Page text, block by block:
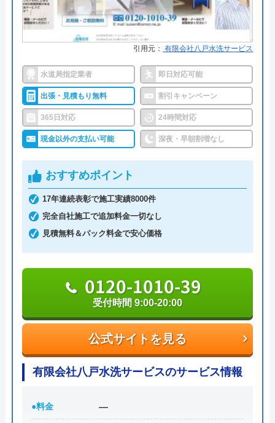
東京都世田谷区瀬田二丁目27番3号
対応エリア 全国（一部エリアを除く）
詳細は公式HPでご確認ください
かんぶん便利くんがおすすめの理由
かんぶん便利くんは青森県・岩手県を中心に、住ま
いのトラブルに対応してくれる業者です。水回りの
トラブルにも対応しているので、トイレのつまりな
どでお困りのときは相談してみてはいかがでしょう
か。水回り以外のトラブルにも対応しているので、
す。
二戸店・岩手町店・三戸店・七戸店が周辺エリアに
対応していますが、その他地域や青森県南部・岩手
公式サイトを見る
0120-019-586
受付時間 9:00～17:00
運営会社 株式会社菅文
引用元： 有限会社八戸水洗サービス
水道局指定業者 即日対応可能
出張・見積もり無料 割引キャンペーン
365日対応 24時間対応
現金以外の支払い可能 深夜・早朝割増なし
おすすめポイント
17年連続表彰で施工実績8000件
完全自社施工で追加料金一切なし
見積無料＆パック料金で安心価格
公式サイトを見る
0120-1010-39
受付時間 9:00-20:00
有限会社八戸水洗サービスのサービス情報
●料金 ―